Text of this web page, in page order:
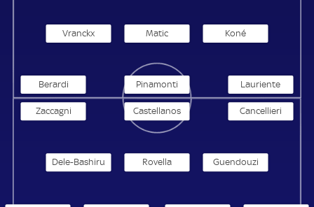
Vranckx Matic Koné
Berardi Pinamonti Lauriente
Guendouzi
Rovella
Dele-Bashiru
Cancellieri
Castellanos
Zaccagni